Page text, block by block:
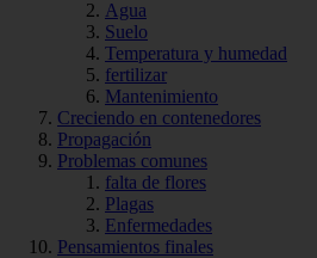
Agua
Suelo
Temperatura y humedad
fertilizar
Mantenimiento
Creciendo en contenedores
Propagación
Problemas comunes
falta de flores
Plagas
Enfermedades
Pensamientos finales